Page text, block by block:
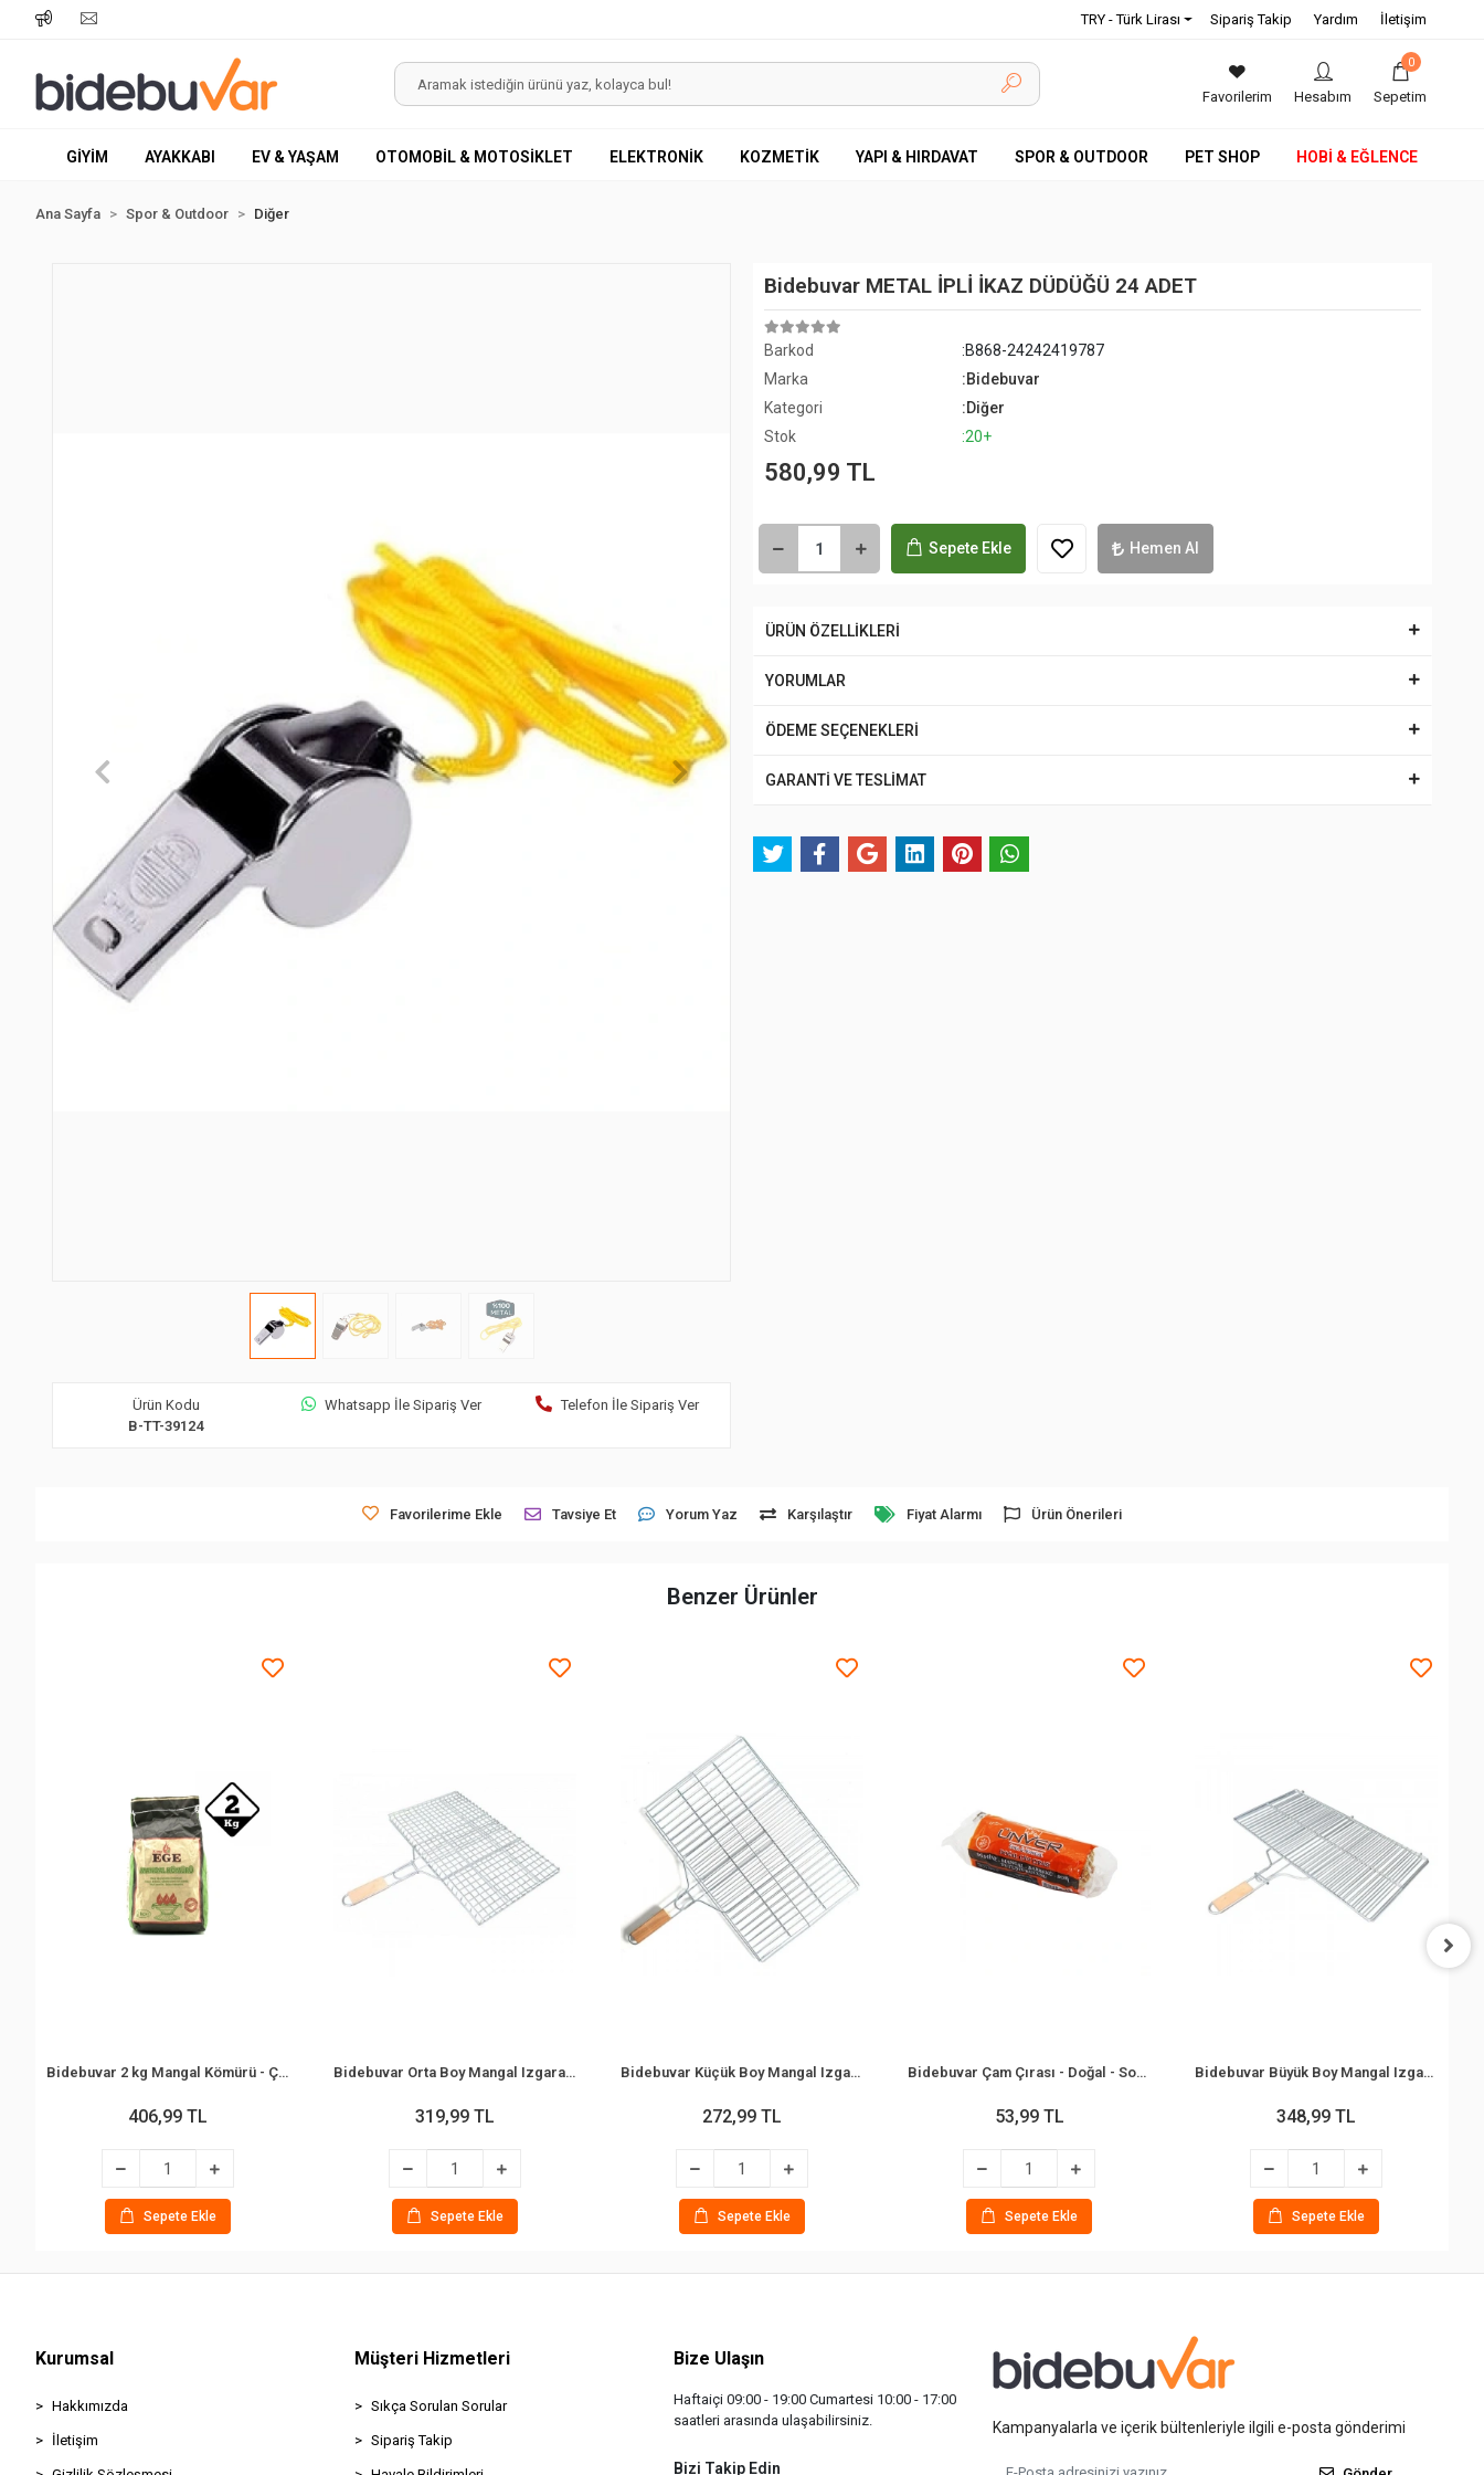
TRY - Türk Lirası Sipariş Takip Yardım İletişim
Favorilerim Hesabım
0
Sepetim
GİYİM AYAKKABI EV & YAŞAM OTOMOBİL & MOTOSİKLET ELEKTRONİK KOZMETİK YAPI & HIRDAVAT SPOR & OUTDOOR PET SHOP HOBİ & EĞLENCE
Ana Sayfa Spor & Outdoor Diğer
Ürün Kodu
B-TT-39124
Whatsapp İle Sipariş Ver Telefon İle Sipariş Ver
Bidebuvar METAL İPLİ İKAZ DÜDÜĞÜ 24 ADET
Barkod
:B868-24242419787
Marka
:Bidebuvar
Kategori
:Diğer
Stok
:20+
580,99 TL
Sepete Ekle Hemen Al
ÜRÜN ÖZELLİKLERİ
YORUMLAR
ÖDEME SEÇENEKLERİ
GARANTİ VE TESLİMAT
Favorilerime Ekle Tavsiye Et Yorum Yaz Karşılaştır Fiyat Alarmı Ürün Önerileri
Benzer Ürünler
Bidebuvar 2 kg Mangal Kömürü - Çıra Hediyeli - Meşe Kömürü
406,99 TL
Sepete Ekle
Bidebuvar Orta Boy Mangal Izgarası - 40x30 cm - Ahşap Saplı
319,99 TL
Sepete Ekle
Bidebuvar Küçük Boy Mangal Izgarası - 35x20 cm - Ahşap Saplı
272,99 TL
Sepete Ekle
Bidebuvar Çam Çırası - Doğal - Soba ve Mangal Tutuşturucu
53,99 TL
Sepete Ekle
Bidebuvar Büyük Boy Mangal Izgarası - 50x30 cm - Ahşap Saplı
348,99 TL
Sepete Ekle
Kurumsal
Hakkımızda
İletişim
Müşteri Hizmetleri
Sıkça Sorulan Sorular
Sipariş Takip
Bize Ulaşın
Haftaiçi 09:00 - 19:00 Cumartesi 10:00 - 17:00
saatleri arasında ulaşabilirsiniz.
Bizi Takip Edin
Kampanyalarla ve içerik bültenleriyle ilgili e-posta gönderimi